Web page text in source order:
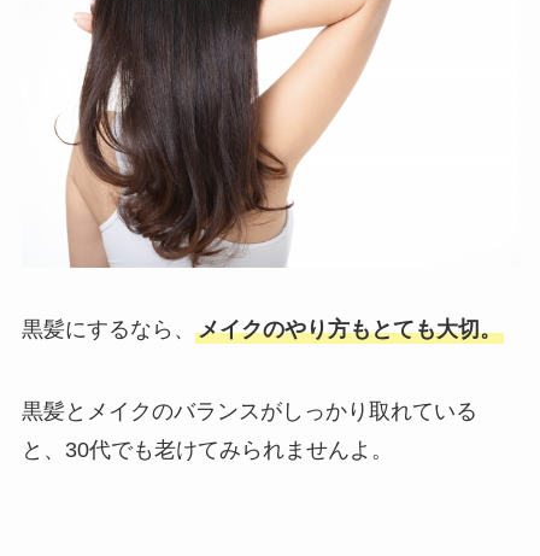
黒髪にするなら、 メイクのやり方もとても大切。
黒髪とメイクのバランスがしっかり取れている
と、30代でも老けてみられませんよ。